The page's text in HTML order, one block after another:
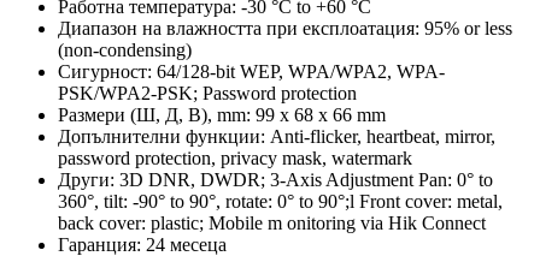
Работна температура: -30 °C to +60 °C
Диапазон на влажността при експлоатация: 95% or less
(non-condensing)
Сигурност: 64/128-bit WEP, WPA/WPA2, WPA-
PSK/WPA2-PSK; Password protection
Размери (Ш, Д, В), mm: 99 x 68 x 66 mm
Допълнителни функции: Anti-flicker, heartbeat, mirror,
password protection, privacy mask, watermark
Други: 3D DNR, DWDR; 3-Axis Adjustment Pan: 0° to
360°, tilt: -90° to 90°, rotate: 0° to 90°;l Front cover: metal,
back cover: plastic; Mobile m onitoring via Hik Connect
Гаранция: 24 месеца